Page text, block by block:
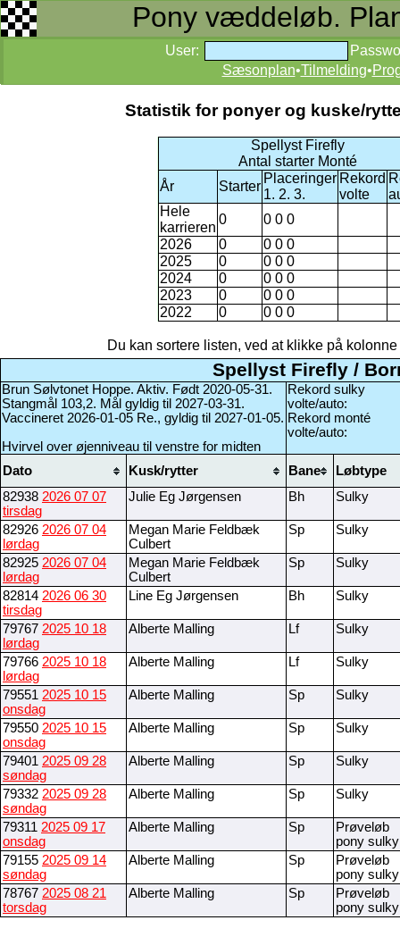
Pony væddeløb.
User:
Sæsonplan•Tilmelding•
Statistik for ponyer og kuske/
Spellyst Firefly
Antal starter Monté
År
Starter
Placeringer
1. 2. 3.
Rekord
volte
Hele
karrieren
0
0 0 0
2026
0
0 0 0
2025
0
0 0 0
2024
0
0 0 0
2023
0
0 0 0
2022
0 0 0 0
Du kan sortere listen, ved at klikke på
Spellyst Firefly /
Brun Sølvtonet Hoppe. Aktiv. Født 2020-05-31.
Stangmål 103,2. Mål gyldig til 2027-03-31.
Vaccineret 2026-01-05 Re., gyldig til 2027-01-05.
Hvirvel over øjenniveau til venstre for midten
Rekord sulky
volte/auto:
Rekord monté
volte/auto:
Dato Kusk/rytter Bane
Løbtype
82938 2026 07 07
tirsdag
Julie Eg Jørgensen Bh Sulky
82926 2026 07 04
lørdag
Megan Marie Feldbæk
Culbert
Sp Sulky
82925 2026 07 04
lørdag
Megan Marie Feldbæk
Culbert
Sp Sulky
82814 2026 06 30
tirsdag
Line Eg Jørgensen Bh Sulky
79767 2025 10 18
lørdag
Alberte Malling Lf Sulky
79766 2025 10 18
lørdag
Alberte Malling Lf Sulky
79551 2025 10 15
onsdag
Alberte Malling Sp Sulky
79550 2025 10 15
onsdag
Alberte Malling Sp Sulky
79401 2025 09 28
søndag
Alberte Malling Sp Sulky
79332 2025 09 28
søndag
Alberte Malling Sp Sulky
79311 2025 09 17
onsdag
Alberte Malling Sp
Prøveløb
pony sulky
79155 2025 09 14
søndag
Alberte Malling Sp
Prøveløb
pony sulky
78767 2025 08 21
torsdag
Alberte Malling Sp
Prøveløb
pony sulky